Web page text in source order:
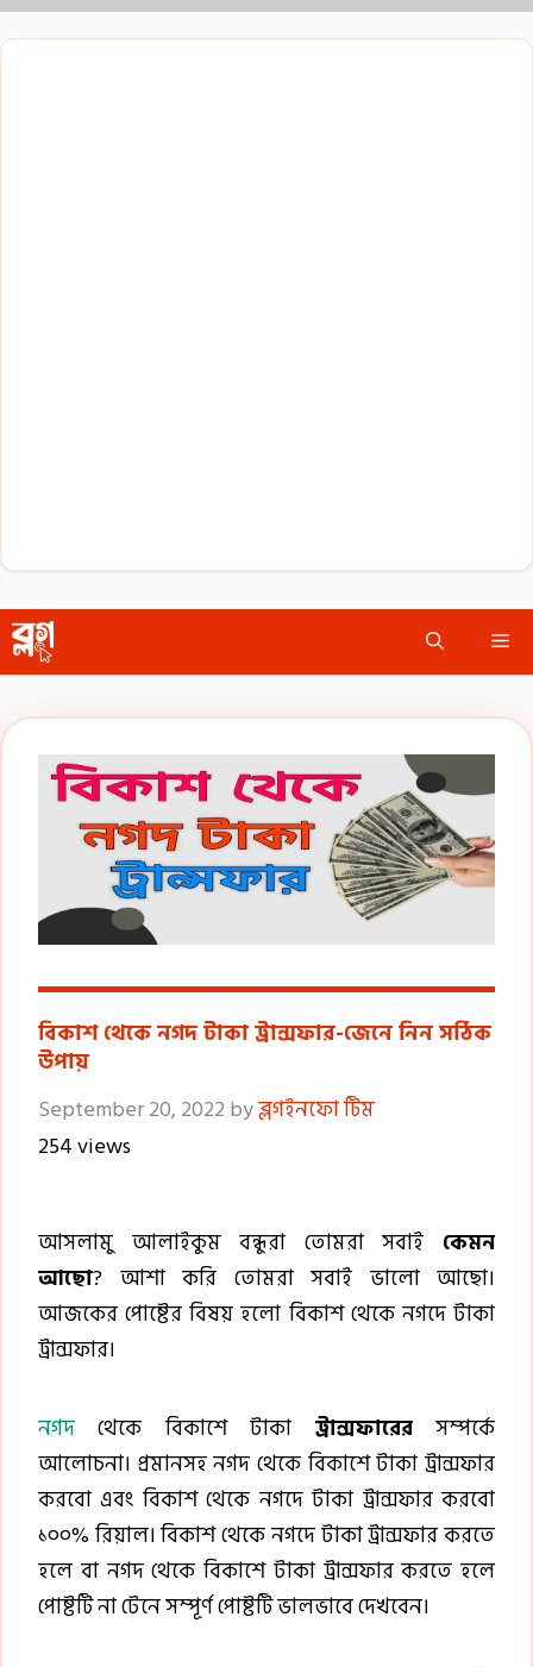
Skip
to
বিকাশ থেকে নগদ টাকা ট্রান্সফার-জেনে নিন সঠিক
উপায়
September 20, 2022 byব্লগইনফো টিম
254 views
আসলামু আলাইকুম বন্ধুরা তোমরা সবাই কেমন
আছো? আশা করি তোমরা সবাই ভালো আছো।
আজকের পোষ্টের বিষয় হলো বিকাশ থেকে নগদে টাকা
ট্রান্সফার।
নগদ থেকে বিকাশে টাকা ট্রান্সফারেরসম্পর্কে
আলোচনা। প্রমানসহ নগদ থেকে বিকাশে টাকা ট্রান্সফার
করবো এবং বিকাশ থেকে নগদে টাকা ট্রান্সফার করবো
১০০% রিয়াল। বিকাশ থেকে নগদে টাকা ট্রান্সফার করতে
হলে বা নগদ থেকে বিকাশে টাকা ট্রান্সফার করতে হলে
পোষ্টটি না টেনে সম্পূর্ণ পোষ্টটি ভালভাবে দেখবেন।